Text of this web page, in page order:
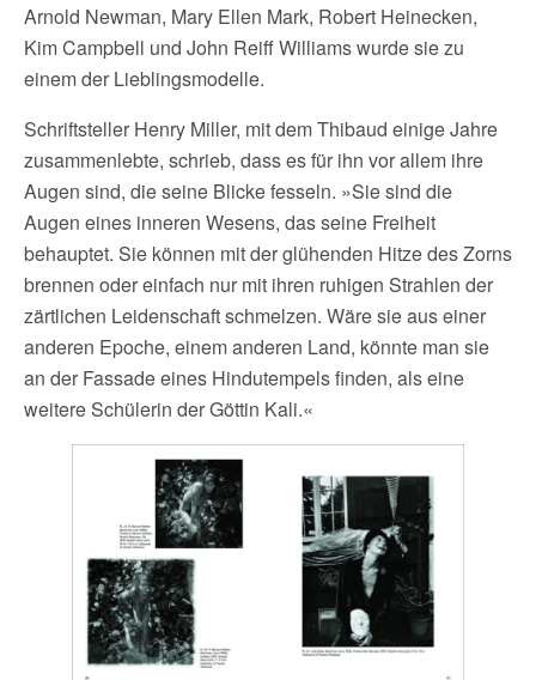
Arnold Newman, Mary Ellen Mark, Robert Heinecken,
Kim Campbell und John Reiff Williams wurde sie zu
einem der Lieblingsmodelle.
Schriftsteller Henry Miller, mit dem Thibaud einige Jahre
zusammenlebte, schrieb, dass es für ihn vor allem ihre
Augen sind, die seine Blicke fesseln. »Sie sind die
Augen eines inneren Wesens, das seine Freiheit
behauptet. Sie können mit der glühenden Hitze des Zorns
brennen oder einfach nur mit ihren ruhigen Strahlen der
zärtlichen Leidenschaft schmelzen. Wäre sie aus einer
anderen Epoche, einem anderen Land, könnte man sie
an der Fassade eines Hindutempels finden, als eine
weitere Schülerin der Göttin Kali.«